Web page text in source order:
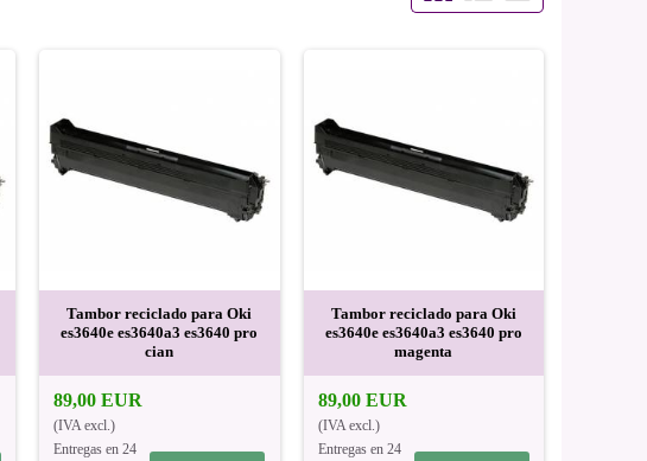
Tambor reciclado para Oki
es3640e es3640a3 es3640 pro
cian
89,00 EUR
(IVA excl.)
Entregas en 24
Tambor reciclado para Oki
es3640e es3640a3 es3640 pro
magenta
89,00 EUR
(IVA excl.)
Entregas en 24